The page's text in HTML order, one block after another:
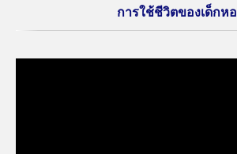
การใช้ชีวิตของเด็กหอ